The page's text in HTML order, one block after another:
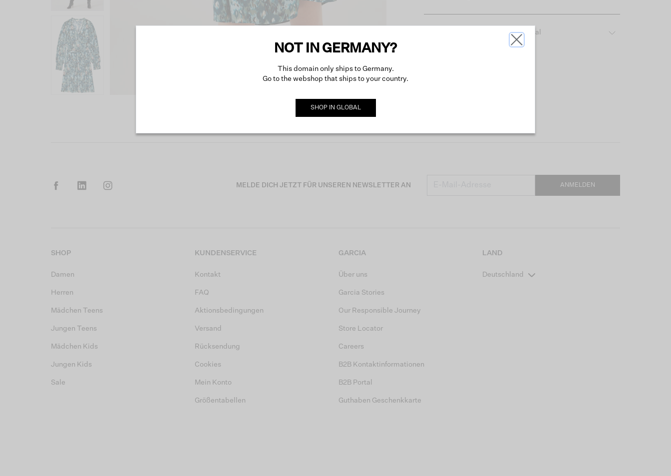
Mehr über das verwendete Material
MELDE DICH JETZT FÜR UNSEREN NEWSLETTER AN ANMELDEN
SHOP
Damen
Herren
Mädchen Teens
Jungen Teens
Mädchen Kids
Jungen Kids
Sale
KUNDENSERVICE
Kontakt
FAQ
Aktionsbedingungen
Versand
Rücksendung
Cookies
Mein Konto
Größentabellen
GARCIA
Über uns
Garcia Stories
Our Responsible Journey
Store Locator
Careers
B2B Kontaktinformationen
B2B Portal
Guthaben Geschenkkarte
LAND
Deutschland
NOT IN GERMANY?
This domain only ships to Germany.
Go to the webshop that ships to your country.
SHOP IN GLOBAL